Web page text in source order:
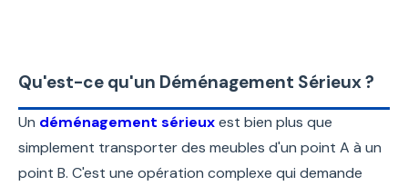
Qu'est-ce qu'un Déménagement Sérieux ?
Un déménagement sérieuxest bien plus que
simplement transporter des meubles d'un point A à un
point B. C'est une opération complexe qui demande